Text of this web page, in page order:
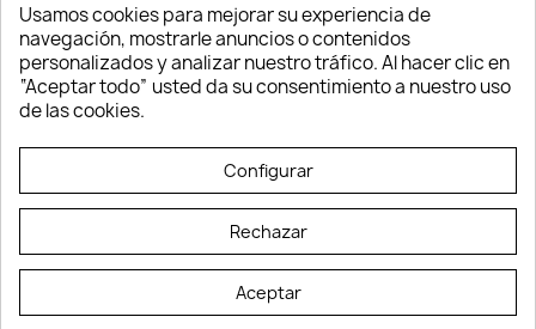
Ropa y Textil
Tecnología
Verano y playa
Vestuario laboral
© LEVELPRINT - 2026
Usamos cookies para mejorar su experiencia de
navegación, mostrarle anuncios o contenidos
personalizados y analizar nuestro tráfico. Al hacer clic en
“Aceptar todo” usted da su consentimiento a nuestro uso
de las cookies.
Configurar
Rechazar
Aceptar